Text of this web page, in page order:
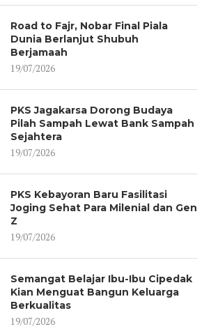
Road to Fajr, Nobar Final Piala
Dunia Berlanjut Shubuh
Berjamaah
19/07/2026
PKS Jagakarsa Dorong Budaya
Pilah Sampah Lewat Bank Sampah
Sejahtera
19/07/2026
PKS Kebayoran Baru Fasilitasi
Joging Sehat Para Milenial dan Gen
Z
19/07/2026
Semangat Belajar Ibu-Ibu Cipedak
Kian Menguat Bangun Keluarga
Berkualitas
19/07/2026